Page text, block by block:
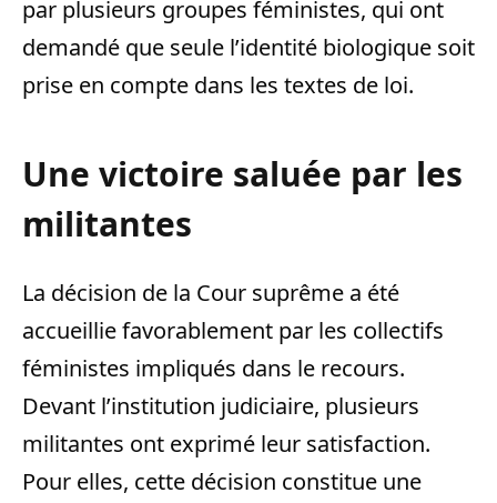
par plusieurs groupes féministes, qui ont
demandé que seule l’identité biologique soit
prise en compte dans les textes de loi.
Une victoire saluée par les
militantes
La décision de la Cour suprême a été
accueillie favorablement par les collectifs
féministes impliqués dans le recours.
Devant l’institution judiciaire, plusieurs
militantes ont exprimé leur satisfaction.
Pour elles, cette décision constitue une